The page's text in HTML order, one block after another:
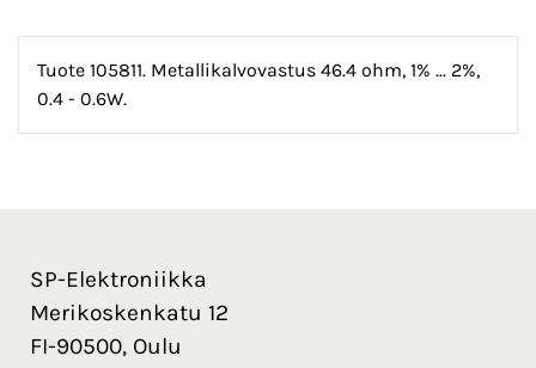
Tuote 105811. Metallikalvovastus 46.4 ohm, 1% ... 2%,
0.4 - 0.6W.
SP-Elektroniikka
Merikoskenkatu 12
FI-90500, Oulu